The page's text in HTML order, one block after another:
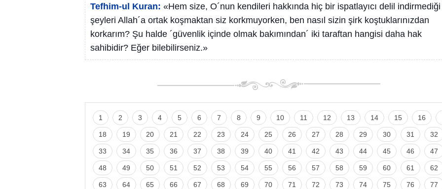
Tefhim-ul Kuran: «Hem size, O´nun kendileri hakkında hiç bir ispatlayıcı delil indirmediği
şeyleri Allah´a ortak koşmaktan siz korkmuyorken, ben nasıl sizin şirk koştuklarınızdan
korkarım? Şu halde ´güvenlik içinde olmak bakımından´ iki taraftan hangisi daha hak
sahibidir? Eğer bilebilirseniz.»
1 2 3 4 5 6 7 8 9 10 11 12 13 14 15 16
18 19 20 21 22 23 24 25 26 27 28 29 30 31 32
33 34 35 36 37 38 39 40 41 42 43 44 45 46 47
48 49 50 51 52 53 54 55 56 57 58 59 60 61 62
63 64 65 66 67 68 69 70 71 72 73 74 75 76 77